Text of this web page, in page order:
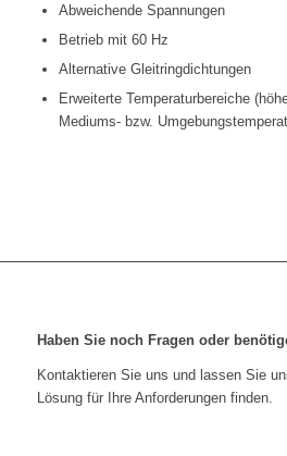
Abweichende Spannungen
Betrieb mit 60 Hz
Alternative Gleitringdichtungen
Erweiterte Temperaturbereiche
Mediums- bzw.
Haben Sie noch Fragen oder
Kontaktieren Sie uns und lassen Sie
Lösung für Ihre Anforderungen finden.